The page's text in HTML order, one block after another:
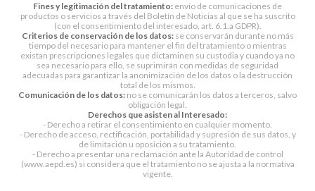
Fines y legitimación del tratamiento: envío de comunicaciones de
productos o servicios a través del Boletín de Noticias al que se ha suscrito
(con el consentimiento del interesado, art. 6.1.a GDPR).
Criterios de conservación de los datos:se conservarán durante no más
tiempo del necesario para mantener el fin del tratamiento o mientras
existan prescripciones legales que dictaminen su custodia y cuando ya no
sea necesario para ello, se suprimirán con medidas de seguridad
adecuadas para garantizar la anonimización de los datos o la destrucción
total de los mismos.
Comunicación de los datos: no se comunicarán los datos a terceros, salvo
obligación legal.
Derechos que asisten al Interesado:
- Derecho a retirar el consentimiento en cualquier momento.
- Derecho de acceso, rectificación, portabilidad y supresión de sus datos, y
de limitación u oposición a su tratamiento.
- Derecho a presentar una reclamación ante la Autoridad de control
(www.aepd.es) si considera que el tratamiento no se ajusta a la normativa
vigente.